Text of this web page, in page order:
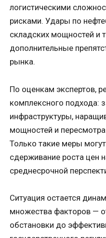
логистическими
рисками. Удары по
складских мощностей и
дополнительные
рынка.
По оценкам экспертов,
комплексного подхода:
инфраструктуры,
мощностей и
Только такие меры
сдерживание роста цен
среднесрочной
Ситуация остается
множества факторов —
обстановки до